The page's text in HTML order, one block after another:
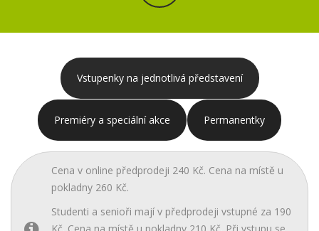
Vstupenky na jednotlivá představení
Premiéry a speciální akce Permanentky
Cena v online předprodeji 240 Kč. Cena na místě u
pokladny 260 Kč.
Studenti a senioři mají v předprodeji vstupné za 190